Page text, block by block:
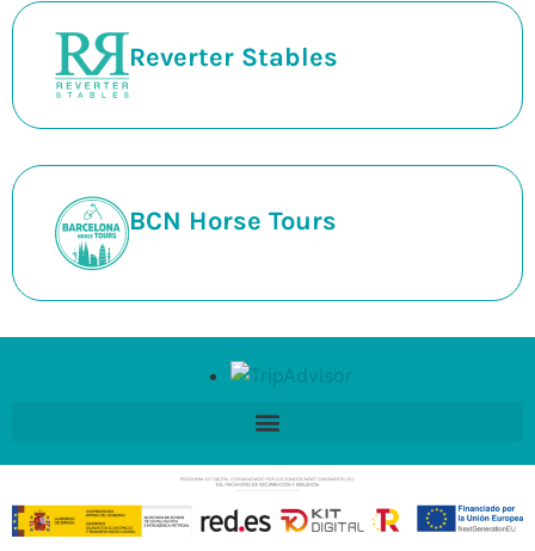
Reverter Stables
BCN Horse Tours